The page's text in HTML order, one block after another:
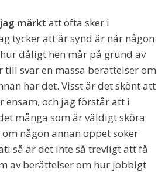
märkt att ofta sker i
tycker att är synd är när någon
dåligt hen mår på grund av
till svar en massa berättelser om
har det. Visst är det skönt att
ensam, och jag förstår att i
många som är väldigt sköra
någon annan öppet söker
så är det inte så trevligt att få
av berättelser om hur jobbigt